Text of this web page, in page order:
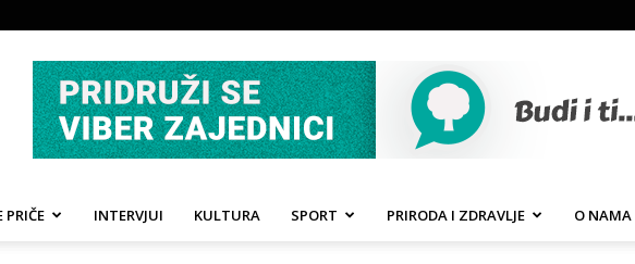
PRIČE INTERVJUI KULTURA SPORT PRIRODA I ZDRAVLJE O NAMA